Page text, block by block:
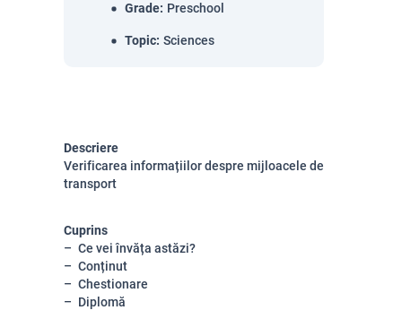
Grade: Preschool
Topic: Sciences
Descriere
Verificarea informațiilor despre mijloacele de
transport
Cuprins
Ce vei învăța astăzi?
Conținut
Chestionare
Diplomă